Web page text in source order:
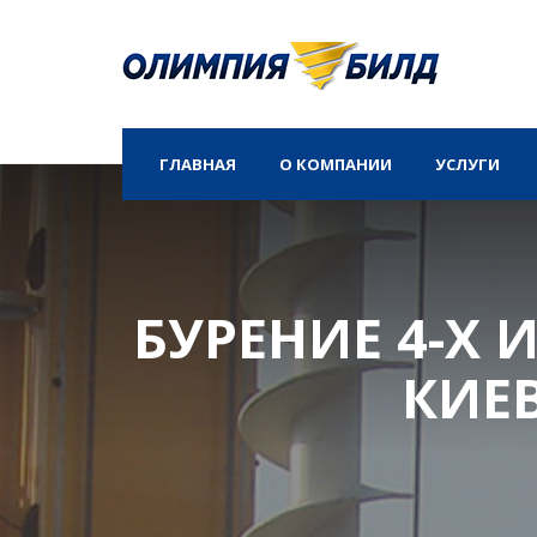
ГЛАВНАЯ О КОМПАНИИ
О КОМПАНИИ
НАШИ ФОТОГРАФИИ
УСЛУГИ
БУРЕНИЕ 4-Х